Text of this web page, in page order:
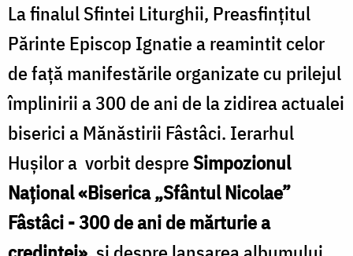
La finalul Sfintei Liturghii, Preasfințitul
Părinte Episcop Ignatie a reamintit celor
de față manifestările organizate cu prilejul
împlinirii a 300 de ani de la zidirea actualei
biserici a Mănăstirii Fâstâci. Ierarhul
Hușilor a vorbit despreSimpozionul
Național «Biserica „Sfântul Nicolae”
Fâstâci - 300 de ani de mărturie a